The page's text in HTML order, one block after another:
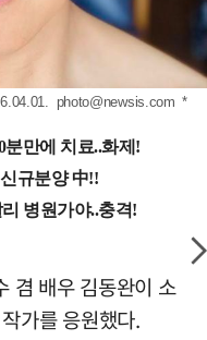
photo@newsis.com *
겸 배우 김동완이 소
가를 응원했다.